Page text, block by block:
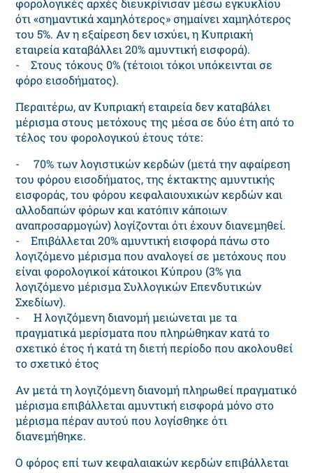
φορολογικές αρχές διευκρίνισαν μέσω εγκυκλίου
ότι «σημαντικά χαμηλότερος» σημαίνει χαμηλότερος
του 5%. Αν η εξαίρεση δεν ισχύει, η Κυπριακή
εταιρεία καταβάλλει 20% αμυντική εισφορά).
- Στους τόκους 0% (τέτοιοι τόκοι υπόκεινται σε
φόρο εισοδήματος).
Περαιτέρω, αν Κυπριακή εταιρεία δεν καταβάλει
μέρισμα στους μετόχους της μέσα σε δύο έτη από το
τέλος του φορολογικού έτους τότε:
- 70% των λογιστικών κερδών (μετά την αφαίρεση
του φόρου εισοδήματος, της έκτακτης αμυντικής
εισφοράς, του φόρου κεφαλαιουχικών κερδών και
αλλοδαπών φόρων και κατόπιν κάποιων
αναπροσαρμογών) λογίζονται ότι έχουν διανεμηθεί.
- Επιβάλλεται 20% αμυντική εισφορά πάνω στο
λογιζόμενο μέρισμα που αναλογεί σε μετόχους που
είναι φορολογικοί κάτοικοι Κύπρου (3% για
λογιζόμενο μέρισμα Συλλογικών Επενδυτικών
Σχεδίων).
- Η λογιζόμενη διανομή μειώνεται με τα
πραγματικά μερίσματα που πληρώθηκαν κατά το
σχετικό έτος ή κατά τη διετή περίοδο που ακολουθεί
το σχετικό έτος
Αν μετά τη λογιζόμενη διανομή πληρωθεί πραγματικό
μέρισμα επιβάλλεται αμυντική εισφορά μόνο στο
μέρισμα πέραν αυτού που λογίσθηκε ότι
διανεμήθηκε.
O φόρoς επί των κεφαλαιακών κερδών επιβάλλεται